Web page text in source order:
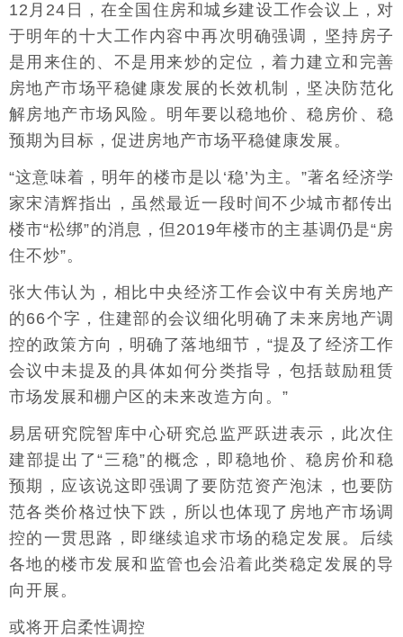
12月24日，在全国住房和城乡建设工作会议上，对
于明年的十大工作内容中再次明确强调，坚持房子
是用来住的、不是用来炒的定位，着力建立和完善
房地产市场平稳健康发展的长效机制，坚决防范化
解房地产市场风险。明年要以稳地价、稳房价、稳
预期为目标，促进房地产市场平稳健康发展。
“这意味着，明年的楼市是以‘稳’为主。”著名经济学
家宋清辉指出，虽然最近一段时间不少城市都传出
楼市“松绑”的消息，但2019年楼市的主基调仍是“房
住不炒”。
张大伟认为，相比中央经济工作会议中有关房地产
的66个字，住建部的会议细化明确了未来房地产调
控的政策方向，明确了落地细节，“提及了经济工作
会议中未提及的具体如何分类指导，包括鼓励租赁
市场发展和棚户区的未来改造方向。”
易居研究院智库中心研究总监严跃进表示，此次住
建部提出了“三稳”的概念，即稳地价、稳房价和稳
预期，应该说这即强调了要防范资产泡沫，也要防
范各类价格过快下跌，所以也体现了房地产市场调
控的一贯思路，即继续追求市场的稳定发展。后续
各地的楼市发展和监管也会沿着此类稳定发展的导
向开展。
或将开启柔性调控